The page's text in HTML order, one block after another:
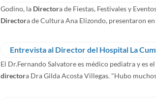
Godino, la Directora de Fiestas, Festivales y
Directora de Cultura Ana Elizondo, presentaron en
Entrevista al Director del Hospital La
El Dr.Fernando Salvatore es médico pediatra y es el
directora Dra Gilda Acosta Villegas. "Hubo